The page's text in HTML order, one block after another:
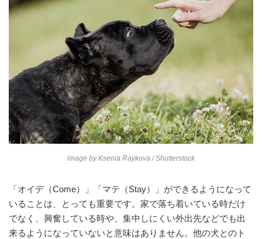
image byKsenia Raykova / Shutterstock
「オイデ（Come）」「マテ（Stay）」ができるようになって
いることは、とっても重要です。家で落ち着いている時だけ
でなく、興奮している時や、集中しにくい外出先などでも出
来るようになっていないと意味はありません。他の犬とのト